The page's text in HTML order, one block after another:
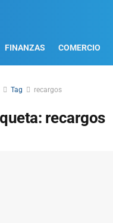
FINANZAS COMERCIO
Tag recargos
recargos